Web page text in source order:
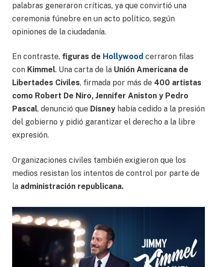
palabras generaron críticas, ya que convirtió una
ceremonia fúnebre en un acto político, según
opiniones de la ciudadanía.
En contraste, figuras de Hollywood cerraron filas
con Kimmel. Una carta de la Unión Americana de
Libertades Civiles, firmada por más de 400 artistas
como Robert De Niro, Jennifer Aniston y Pedro
Pascal, denunció que Disney había cedido a la presión
del gobierno y pidió garantizar el derecho a la libre
expresión.
Organizaciones civiles también exigieron que los
medios resistan los intentos de control por parte de
la administración republicana.